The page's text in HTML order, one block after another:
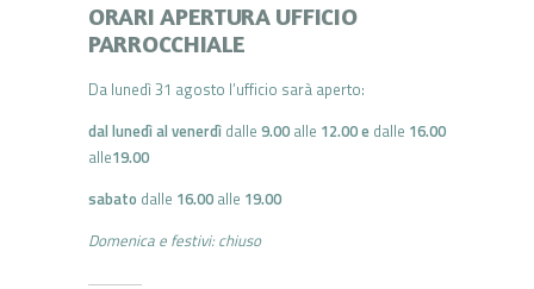
ORARI APERTURA UFFICIO
PARROCCHIALE
Da lunedì 31 agosto l’ufficio sarà aperto:
dal lunedì al venerdì dalle 9.00 alle 12.00 e dalle 16.00
alle19.00
sabato dalle 16.00 alle 19.00
Domenica e festivi: chiuso